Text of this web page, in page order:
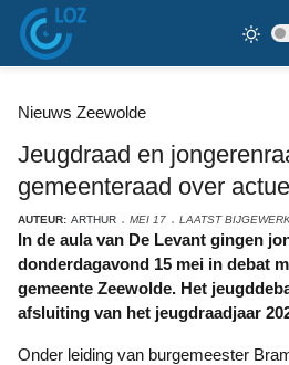
Nieuws Zeewolde
Jeugdraad en
gemeenteraad over
AUTEUR: ARTHUR MEI 17 LAATST
In de aula van De Levant gingen jongeren op
donderdagavond 15 mei in debat
gemeente Zeewolde. Het
afsluiting van het jeugdraadjaar
Onder leiding van burgemeester Bram Harmsma voerden de